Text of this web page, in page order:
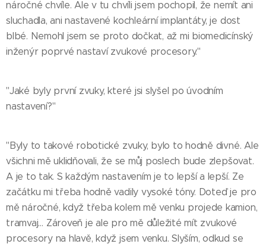
náročné chvíle. Ale v tu chvíli jsem pochopil, že nemít ani
sluchadla, ani nastavené kochleární implantáty, je dost
blbé. Nemohl jsem se proto dočkat, až mi biomedicínský
inženýr poprvé nastaví zvukové procesory."
"Jaké byly první zvuky, které jsi slyšel po úvodním
nastavení?"
"Byly to takové robotické zvuky, bylo to hodně divné. Ale
všichni mě uklidňovali, že se můj poslech bude zlepšovat.
A je to tak. S každým nastavením je to lepší a lepší. Ze
začátku mi třeba hodně vadily vysoké tóny. Doteď je pro
mě náročné, když třeba kolem mě venku projede kamion,
tramvaj… Zároveň je ale pro mě důležité mít zvukové
procesory na hlavě, když jsem venku. Slyším, odkud se